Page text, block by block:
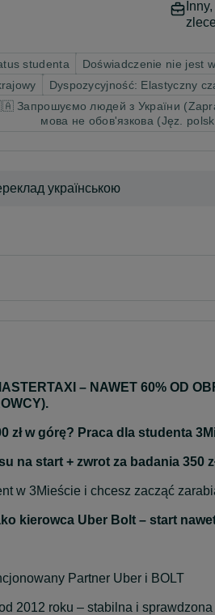
studenta Doświadczenie nie jest
Dyspozycyjność: Elastyczny
Запрошуємо людей з України
мова не обов'язкова (Jęz.
українською
– NAWET 60% OD
zł w górę? Praca dla studenta
na start + zwrot za badania 350
w 3Mieście i chcesz zacząć
kierowca Uber Bolt – start
Partner Uber i BOLT
2012 roku – stabilna i sprawdzona